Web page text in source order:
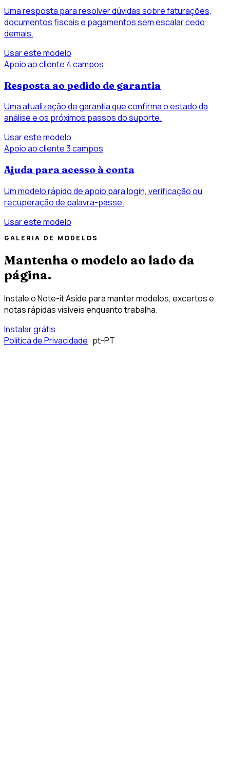
Uma resposta para resolver dúvidas sobre faturações,
documentos fiscais e pagamentos sem escalar cedo
demais.
Usar este modelo
Apoio ao cliente 4 campos
Resposta ao pedido de garantia
Uma atualização de garantia que confirma o estado da
análise e os próximos passos do suporte.
Usar este modelo
Apoio ao cliente3 campos
Ajuda para acesso à conta
Um modelo rápido de apoio para login, verificação ou
recuperação de palavra-passe.
Usar este modelo
GALERIA DE MODELOS
Mantenha o modelo ao lado da
página.
Instale o Note-it Aside para manter modelos, excertos e
notas rápidas visíveis enquanto trabalha.
Instalar grátis
Política de Privacidade· pt-PT